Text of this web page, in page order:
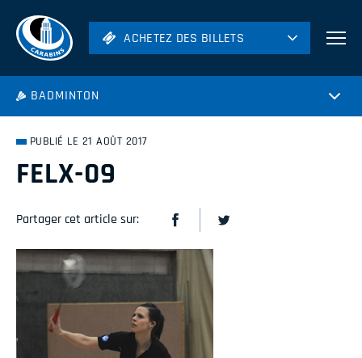
ACHETEZ DES BILLETS
ACHETEZ DES BILLETS
BADMINTON
PUBLIÉ LE 21 AOÛT 2017
FELX-09
Partager cet article sur: